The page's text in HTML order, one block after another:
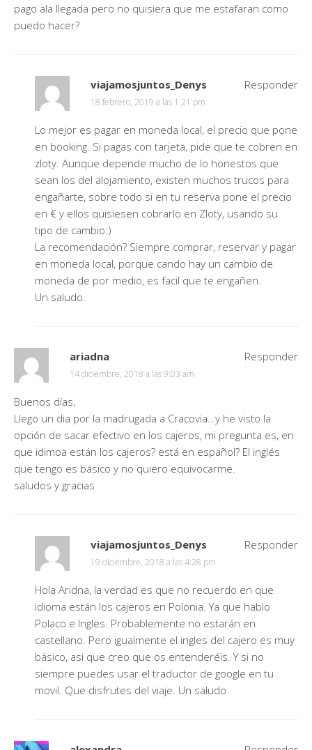
pago ala llegada pero no quisiera que me estafaran como
puedo hacer?
viajamosjuntos_Denys
18 febrero, 2019 a las 1:21 pm
Lo mejor es pagar en moneda local, el precio que pone
en booking. Si pagas con tarjeta, pide que te cobren en
zloty. Aunque depende mucho de lo honestos que
sean los del alojamiento, existen muchos trucos para
engañarte, sobre todo si en tu reserva pone el precio
en € y ellos quisiesen cobrarlo en Zloty, usando su
tipo de cambio:)
La recomendación? Siempre comprar, reservar y pagar
en moneda local, porque cando hay un cambio de
moneda de por medio, es facil que te engañen.
Un saludo.
Responder
ariadna
14 diciembre, 2018 a las 9:03 am
Buenos días,
Llego un dia por la madrugada a Cracovia…y he visto la
opción de sacar efectivo en los cajeros, mi pregunta es, en
que idimoa están los cajeros? está en español? El inglés
que tengo es básico y no quiero equivocarme.
saludos y gracias
Responder
viajamosjuntos_Denys
19 diciembre, 2018 a las 4:28 pm
Hola Aridna, la verdad es que no recuerdo en que
idioma están los cajeros en Polonia. Ya que hablo
Polaco e Ingles. Probablemente no estarán en
castellano. Pero igualmente el ingles del cajero es muy
básico, asi que creo que os entenderéis. Y si no
siempre puedes usar el traductor de google en tu
movil. Que disfrutes del viaje. Un saludo
Responder